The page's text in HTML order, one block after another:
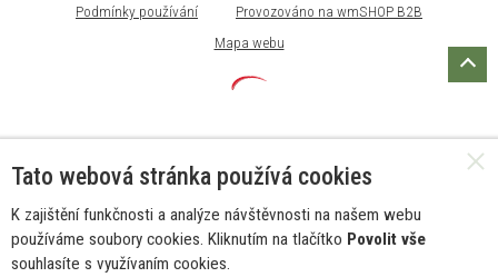
Podmínky používání
Provozováno na wmSHOP B2B
Mapa webu
Tato webová stránka používá cookies
K zajištění funkčnosti a analýze návštěvnosti na našem webu
používáme soubory cookies. Kliknutím na tlačítko Povolit vše
souhlasíte s využívaním cookies.